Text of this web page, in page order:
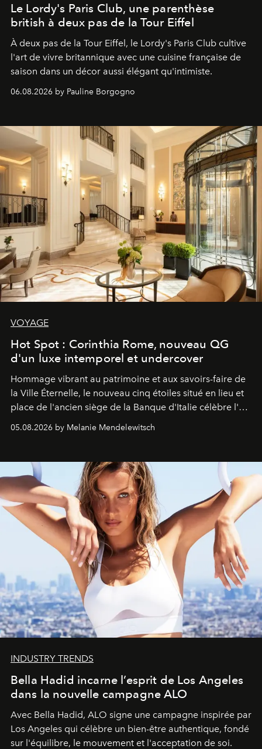
Le Lordy's Paris Club, une parenthèse
british à deux pas de la Tour Eiffel
À deux pas de la Tour Eiffel, le Lordy's Paris Club cultive
l'art de vivre britannique avec une cuisine française de
saison dans un décor aussi élégant qu'intimiste.
06.08.2026 by Pauline Borgogno
VOYAGE
Hot Spot : Corinthia Rome, nouveau QG
d'un luxe intemporel et undercover
Hommage vibrant au patrimoine et aux savoirs-faire de
la Ville Éternelle, le nouveau cinq étoiles situé en lieu et
place de l'ancien siège de la Banque d'Italie célèbre l'art
05.08.2026 by Melanie Mendelewitsch
INDUSTRY TRENDS
Bella Hadid incarne l’esprit de Los Angeles
dans la nouvelle campagne ALO
Avec Bella Hadid, ALO signe une campagne inspirée par
Los Angeles qui célèbre un bien-être authentique, fondé
sur l'équilibre, le mouvement et l'acceptation de soi.